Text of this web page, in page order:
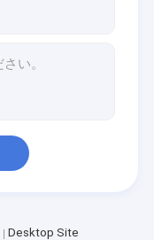
Desktop Site